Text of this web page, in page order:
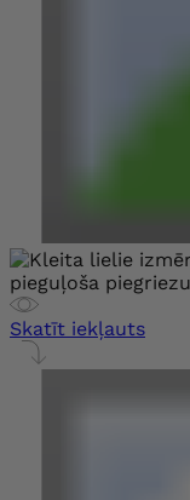
Skatīt iekļauts